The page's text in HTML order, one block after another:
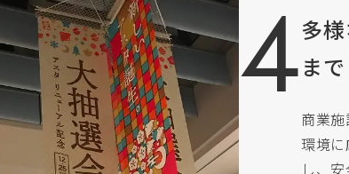
多
まで
商業
環境